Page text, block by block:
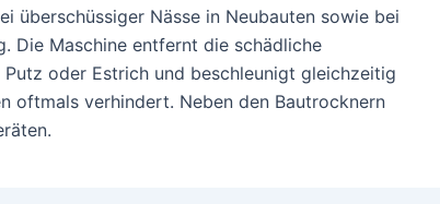
überschüssiger Nässe in Neubauten sowie bei
Die Maschine entfernt die schädliche
oder Estrich und beschleunigt gleichzeitig
oftmals verhindert. Neben den Bautrocknern